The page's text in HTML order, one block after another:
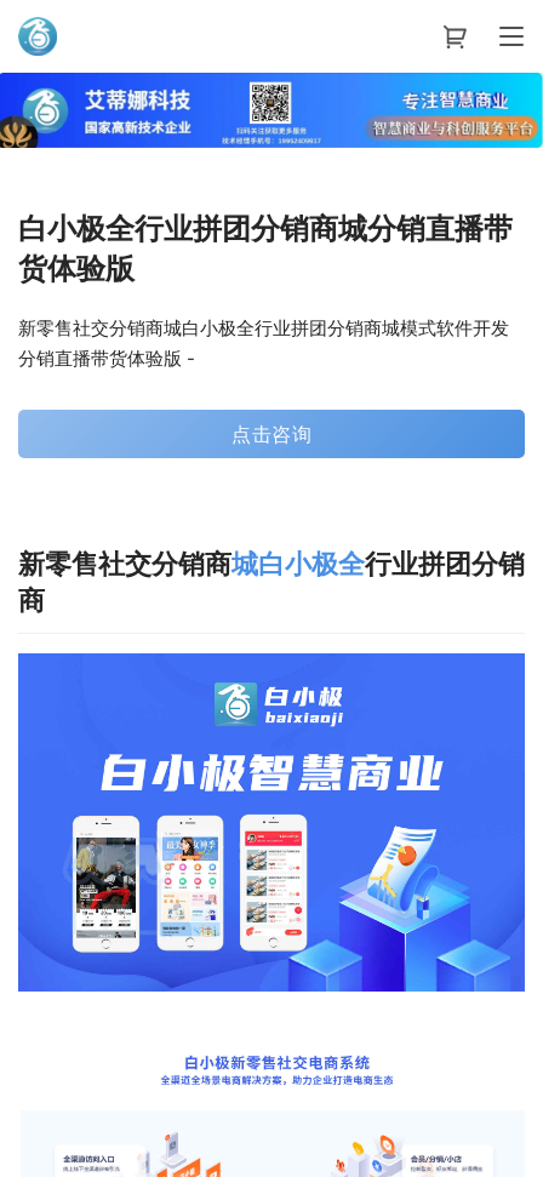
艾蒂娜科技
白小极全行业拼团分销商城分销直播带
货体验版
新零售社交分销商城白小极全行业拼团分销商城模式软件开发
分销直播带货体验版 -
点击咨询
新零售社交分销商城白小极全行业拼团分销
商